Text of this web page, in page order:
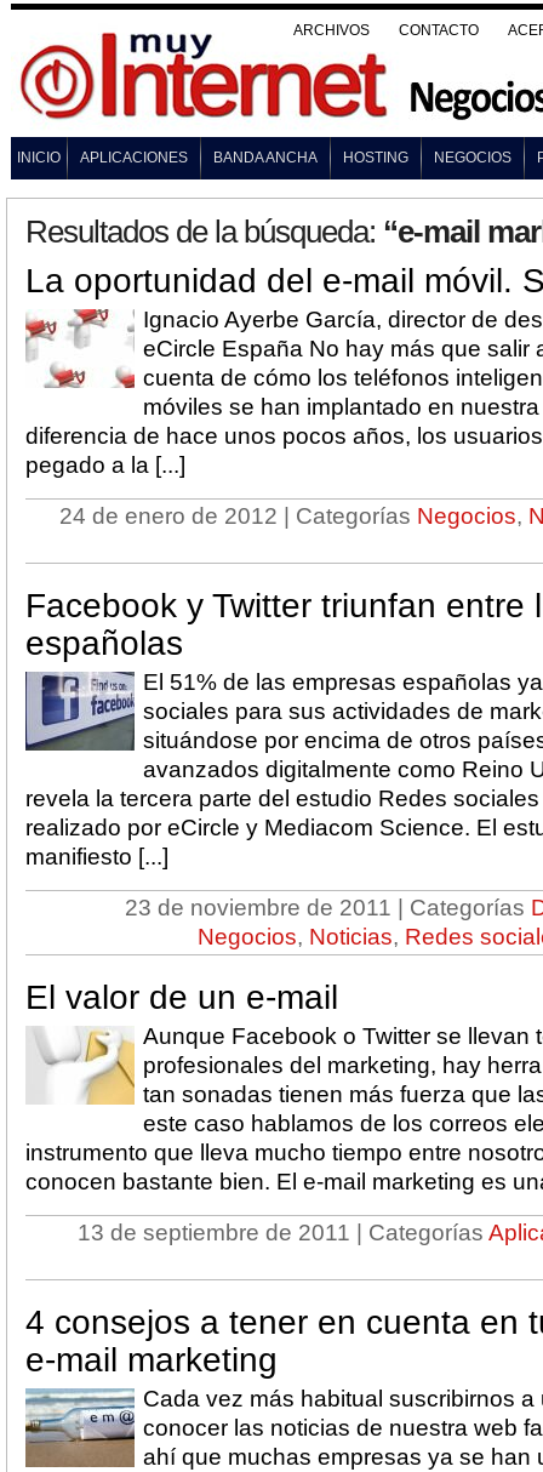
ARCHIVOS CONTACTO
INICIO APLICACIONES BANDA ANCHA HOSTING NEGOCIOS
Resultados de la búsqueda: “e-mail
La oportunidad del e-mail móvil.
Ignacio Ayerbe García, director de
eCircle España No hay más que salir
cuenta de cómo los teléfonos
móviles se han implantado en
diferencia de hace unos pocos años, los
pegado a la [...]
24 de enero de 2012 | Categorías Negocios,
Facebook y Twitter triunfan entre
españolas
El 51% de las empresas españolas
sociales para sus actividades de
situándose por encima de otros
avanzados digitalmente como Reino
revela la tercera parte del estudio Redes
realizado por eCircle y Mediacom Science. El
manifiesto [...]
23 de noviembre de 2011 | Categorías
Negocios, Noticias, Redes
El valor de un e-mail
Aunque Facebook o Twitter se llevan
profesionales del marketing, hay
tan sonadas tienen más fuerza que
este caso hablamos de los correos
instrumento que lleva mucho tiempo entre
conocen bastante bien. El e-mail marketing es
13 de septiembre de 2011 | Categorías
4 consejos a tener en cuenta en
e-mail marketing
Cada vez más habitual suscribirnos a
conocer las noticias de nuestra web
ahí que muchas empresas ya se han